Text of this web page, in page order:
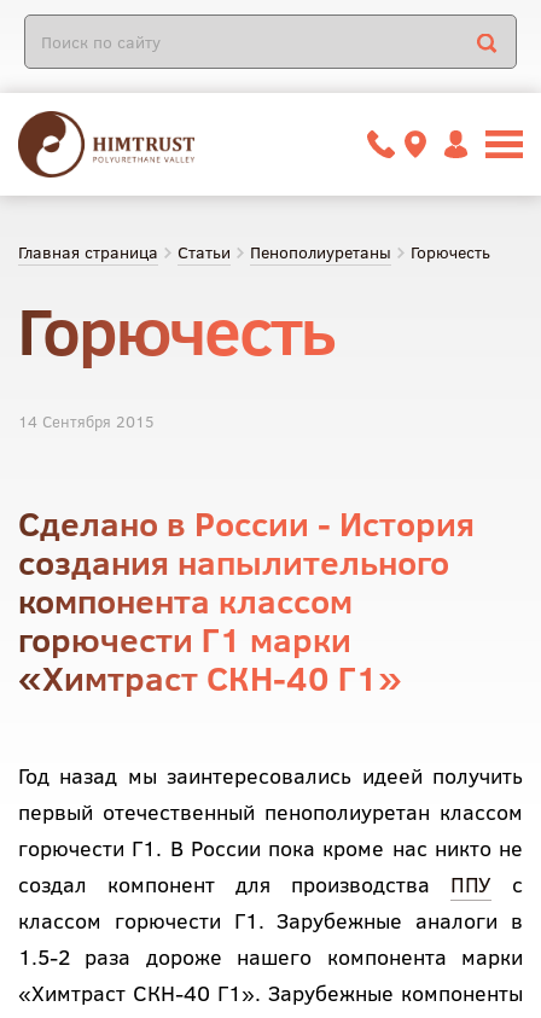
Главная страница Статьи Пенополиуретаны Горючесть
Горючесть
14 Сентября 2015
Сделано в России - История
создания напылительного
компонента классом
горючести Г1 марки
«Химтраст СКН-40 Г1»
Год назад мы заинтересовались идеей получить
первый отечественный пенополиуретан классом
горючести Г1. В России пока кроме нас никто не
создал компонент для производства ППУ с
классом горючести Г1. Зарубежные аналоги в
1.5-2 раза дороже нашего компонента марки
«Химтраст СКН-40 Г1». Зарубежные компоненты